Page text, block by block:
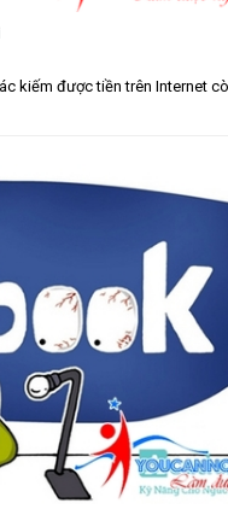
kiếm được tiền trên Internet